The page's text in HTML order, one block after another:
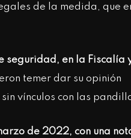
de la medida, que
seguridad, en la Fiscalía
temer dar su opinión
vínculos con las
de 2022, con una